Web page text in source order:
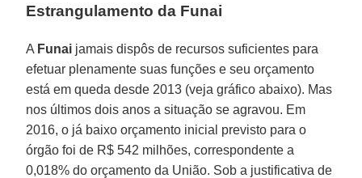
Estrangulamento da Funai
A Funai jamais dispôs de recursos suficientes para
efetuar plenamente suas funções e seu orçamento
está em queda desde 2013 (veja gráfico abaixo). Mas
nos últimos dois anos a situação se agravou. Em
2016, o já baixo orçamento inicial previsto para o
órgão foi de R$ 542 milhões, correspondente a
0,018% do orçamento da União. Sob a justificativa de